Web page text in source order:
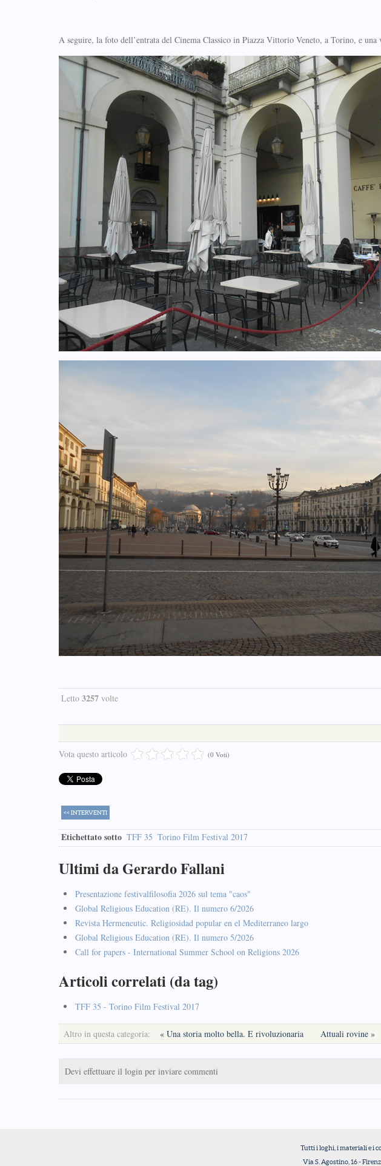
A seguire, la foto dell’entrata del Cinema Classico in Piazza Vittorio Veneto, a Torino, e una
Letto 3257 volte
Vota questo articolo (0 Voti)
<< INTERVENTI
Etichettato sotto TFF 35 Torino Film Festival 2017
Ultimi da Gerardo Fallani
Presentazione festivalfilosofia 2026 sul tema "caos"
Global Religious Education (RE). Il numero 6/2026
Revista Hermeneutic. Religiosidad popular en el Mediterraneo largo
Global Religious Education (RE). Il numero 5/2026
Call for papers - International Summer School on Religions 2026
Articoli correlati (da tag)
TFF 35 - Torino Film Festival 2017
Altro in questa categoria: « Una storia molto bella. E rivoluzionaria Attuali rovine »
Devi effettuare il login per inviare commenti
Tutti i loghi, i materiali e i
Via S. Agostino, 16 -